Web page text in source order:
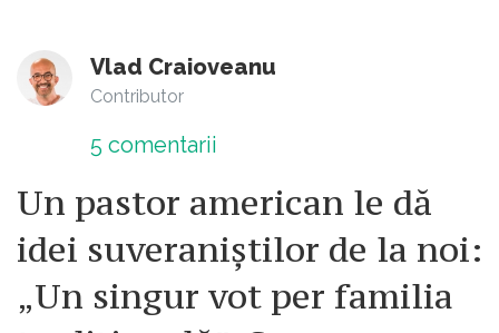
Vlad Craioveanu
Contributor
5 comentarii
Un pastor american le dă
idei suveraniștilor de la noi:
„Un singur vot per familia